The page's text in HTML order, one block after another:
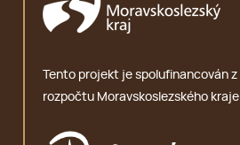
Tento projekt je spolufinancován z
rozpočtu Moravskoslezského kraje